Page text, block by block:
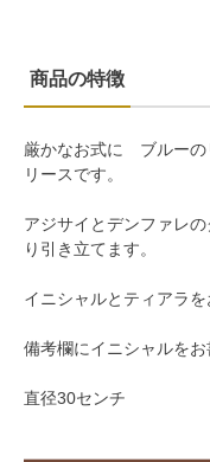
商品の特徴
厳かなお式に ブルーの
リースです。
アジサイとデンファレ
り引き立てます。
イニシャルとティアラを
備考欄にイニシャルをお
直径30センチ